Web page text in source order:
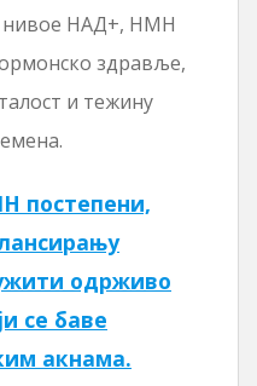
нивое НАД+, НМН
здравље,
и тежину
постепени,
одрживо
се баве
акнама.